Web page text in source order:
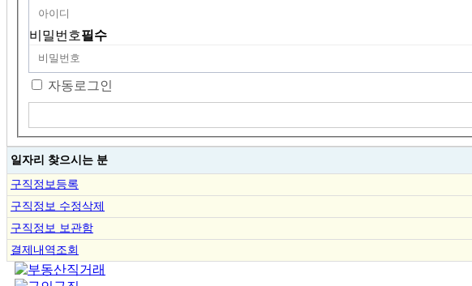
비밀번호필수
자동로그인
일자리 찾으시는 분
구직정보등록
구직정보 수정삭제
구직정보 보관함
결제내역조회